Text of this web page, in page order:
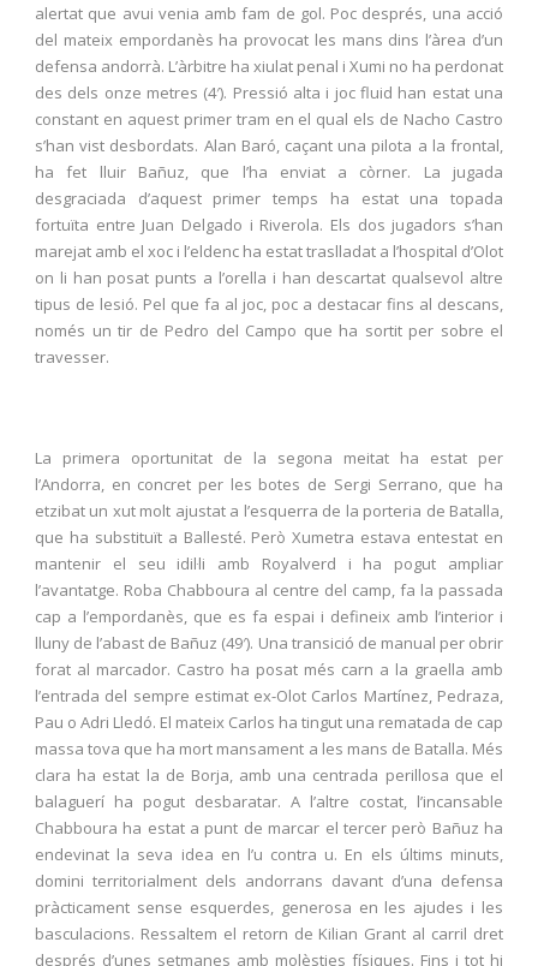
alertat que avui venia amb fam de gol. Poc després, una acció
del mateix empordanès ha provocat les mans dins l’àrea d’un
defensa andorrà. L’àrbitre ha xiulat penal i Xumi no ha perdonat
des dels onze metres (4′). Pressió alta i joc fluid han estat una
constant en aquest primer tram en el qual els de Nacho Castro
s’han vist desbordats. Alan Baró, caçant una pilota a la frontal,
ha fet lluir Bañuz, que l’ha enviat a còrner. La jugada
desgraciada d’aquest primer temps ha estat una topada
fortuïta entre Juan Delgado i Riverola. Els dos jugadors s’han
marejat amb el xoc i l’eldenc ha estat traslladat a l’hospital d’Olot
on li han posat punts a l’orella i han descartat qualsevol altre
tipus de lesió. Pel que fa al joc, poc a destacar fins al descans,
només un tir de Pedro del Campo que ha sortit per sobre el
travesser.
La primera oportunitat de la segona meitat ha estat per
l’Andorra, en concret per les botes de Sergi Serrano, que ha
etzibat un xut molt ajustat a l’esquerra de la porteria de Batalla,
que ha substituït a Ballesté. Però Xumetra estava entestat en
mantenir el seu idil·li amb Royalverd i ha pogut ampliar
l’avantatge. Roba Chabboura al centre del camp, fa la passada
cap a l’empordanès, que es fa espai i defineix amb l’interior i
lluny de l’abast de Bañuz (49′). Una transició de manual per obrir
forat al marcador. Castro ha posat més carn a la graella amb
l’entrada del sempre estimat ex-Olot Carlos Martínez, Pedraza,
Pau o Adri Lledó. El mateix Carlos ha tingut una rematada de cap
massa tova que ha mort mansament a les mans de Batalla. Més
clara ha estat la de Borja, amb una centrada perillosa que el
balaguerí ha pogut desbaratar. A l’altre costat, l’incansable
Chabboura ha estat a punt de marcar el tercer però Bañuz ha
endevinat la seva idea en l’u contra u. En els últims minuts,
domini territorialment dels andorrans davant d’una defensa
pràcticament sense esquerdes, generosa en les ajudes i les
basculacions. Ressaltem el retorn de Kilian Grant al carril dret
després d’unes setmanes amb molèsties físiques. Fins i tot hi